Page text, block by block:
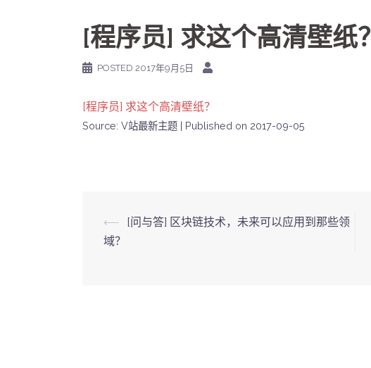
[程序员] 求这个高清壁纸？
POSTED 2017年9月5日
[程序员] 求这个高清壁纸？
Source: V站最新主题 Published on 2017-09-05
Post
⟵
[问与答] 区块链技术，未来可以应用到那些领
域？